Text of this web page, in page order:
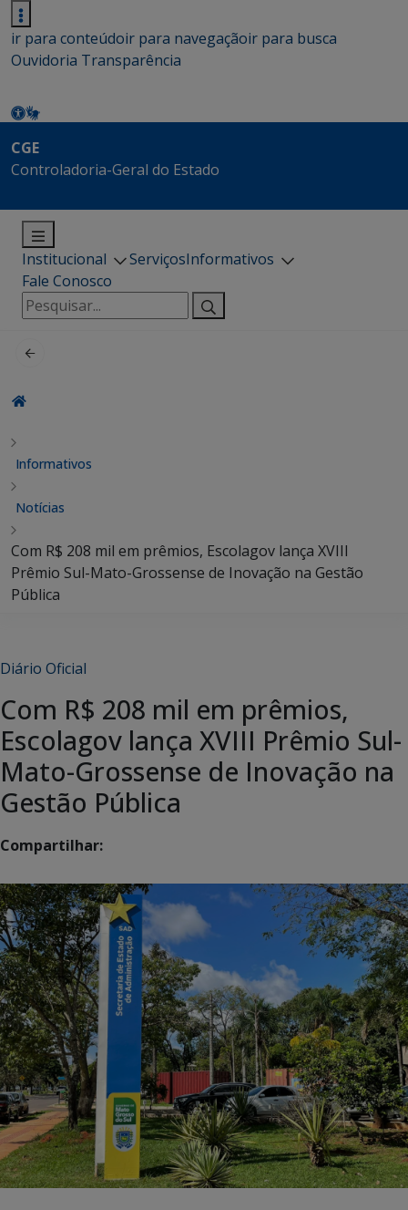
ir para conteúdoir para navegaçãoir para busca
Ouvidoria Transparência
CGE
Controladoria-Geral do Estado
Institucional ServiçosInformativos
Fale Conosco
Pesquisar
por:
Informativos
Notícias
Com R$ 208 mil em prêmios, Escolagov lança XVIII
Prêmio Sul-Mato-Grossense de Inovação na Gestão
Pública
Diário Oficial
Com R$ 208 mil em prêmios,
Escolagov lança XVIII Prêmio Sul-
Mato-Grossense de Inovação na
Gestão Pública
Compartilhar: